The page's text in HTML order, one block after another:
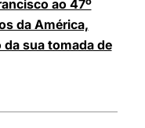
ao 47º
da América,
sua tomada de